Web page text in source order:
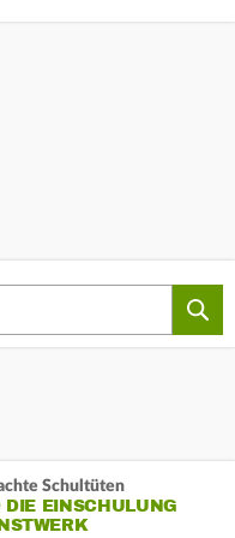
Schultüten
DIE EINSCHULUNG